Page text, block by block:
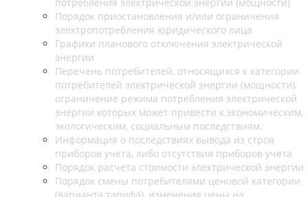
Порядок приостановления и/или ограничения
электропотребления юридического лица
Графики планового отключения электрической
энергии
Перечень потребителей, относящихся к категории
потребителей электрической энергии (мощности),
ограничение режима потребления электрической
энергии которых может привести к экономическим,
экологическим, социальным последствиям.
Информация о последствиях вывода из строя
приборов учета, либо отсутствия приборов учета
Порядок расчета стоимости электрической энергии
Порядок смены потребителями ценовой категории